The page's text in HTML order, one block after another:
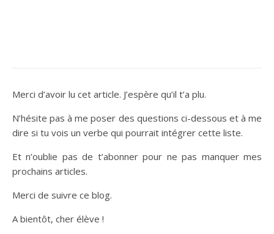
Merci d’avoir lu cet article. J’espère qu’il t’a plu.
N’hésite pas à me poser des questions ci-dessous et à me
dire si tu vois un verbe qui pourrait intégrer cette liste.
Et n’oublie pas de t’abonner pour ne pas manquer mes
prochains articles.
Merci de suivre ce blog.
A bientôt, cher élève !